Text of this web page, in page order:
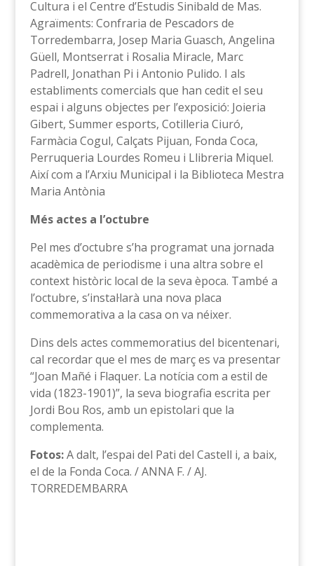
Cultura i el Centre d’Estudis Sinibald de Mas.
Agraïments: Confraria de Pescadors de
Torredembarra, Josep Maria Guasch, Angelina
Güell, Montserrat i Rosalia Miracle, Marc
Padrell, Jonathan Pi i Antonio Pulido. I als
establiments comercials que han cedit el seu
espai i alguns objectes per l’exposició: Joieria
Gibert, Summer esports, Cotilleria Ciuró,
Farmàcia Cogul, Calçats Pijuan, Fonda Coca,
Perruqueria Lourdes Romeu i Llibreria Miquel.
Així com a l’Arxiu Municipal i la Biblioteca Mestra
Maria Antònia
Més actes a l’octubre
Pel mes d’octubre s’ha programat una jornada
acadèmica de periodisme i una altra sobre el
context històric local de la seva època. També a
l’octubre, s’instal·larà una nova placa
commemorativa a la casa on va néixer.
Dins dels actes commemoratius del bicentenari,
cal recordar que el mes de març es va presentar
“Joan Mañé i Flaquer. La notícia com a estil de
vida (1823-1901)”, la seva biografia escrita per
Jordi Bou Ros, amb un epistolari que la
complementa.
Fotos:A dalt, l’espai del Pati del Castell i, a baix,
el de la Fonda Coca. / ANNA F. / AJ.
TORREDEMBARRA